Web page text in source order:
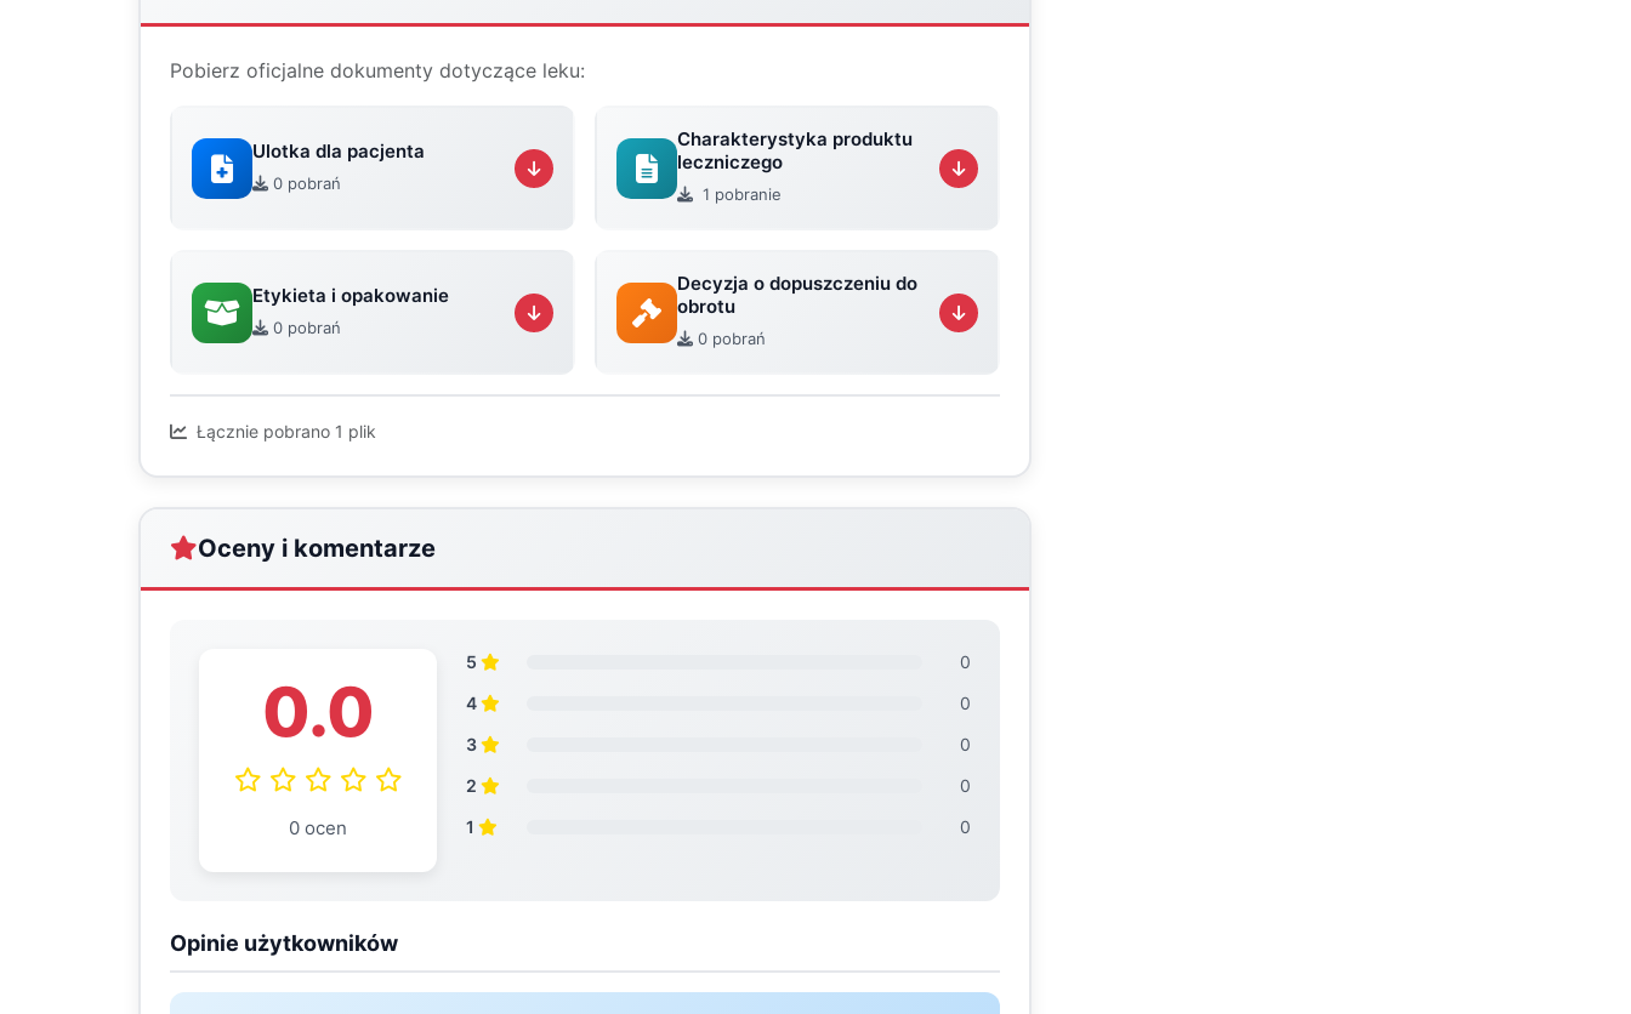
Pobierz oficjalne dokumenty dotyczące leku:
Ulotka dla pacjenta
0 pobrań
Charakterystyka produktu
leczniczego
1 pobranie
Etykieta i opakowanie
0 pobrań
Decyzja o dopuszczeniu do
obrotu
0 pobrań
Łącznie pobrano 1 plik
Oceny i komentarze
0.0
0 ocen
5
0
4
0
3
0
2
0
1
0
Opinie użytkowników